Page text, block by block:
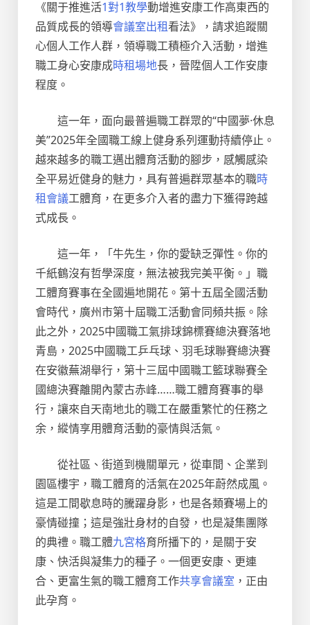
《關于推進活1對1教學動增進安康工作高東西的
品質成長的領導會議室出租看法》，請求追蹤關
心個人工作人群，領導職工積極介入活動，增進
職工身心安康成時租場地長，晉陞個人工作安康
程度。
這一年，面向最普遍職工群眾的“中國夢·休息
美”2025年全國職工線上健身系列運動持續停止。
越來越多的職工邁出體育活動的腳步，感觸感染
全平易近健身的魅力，具有普遍群眾基本的職時
租會議工體育，在更多介入者的盡力下獲得跨越
式成長。
這一年，「牛先生，你的愛缺乏彈性。你的
千紙鶴沒有哲學深度，無法被我完美平衡。」職
工體育賽事在全國遍地開花。第十五屆全國活動
會時代，廣州市第十屆職工活動會同頻共振。除
此之外，2025中國職工氣排球錦標賽總決賽落地
青島，2025中國職工乒乓球、羽毛球聯賽總決賽
在安徽蕪湖舉行，第十三屆中國職工籃球聯賽全
國總決賽離開內蒙古赤峰……職工體育賽事的舉
行，讓來自天南地北的職工在嚴重繁忙的任務之
余，縱情享用體育活動的豪情與活氣。
從社區、街道到機關單元，從車間、企業到
園區樓宇，職工體育的活氣在2025年蔚然成風。
這是工間歇息時的騰躍身影，也是各類賽場上的
豪情碰撞；這是強壯身材的自發，也是凝集團隊
的典禮。職工體九宮格育所播下的，是關于安
康、快活與凝集力的種子。一個更安康、更連
合、更富生氣的職工體育工作共享會議室 ，正由
此孕育。